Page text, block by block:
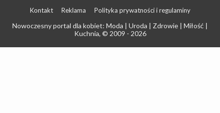
Kontakt Reklama Polityka prywatności i regulaminy
Nowoczesny portal dla kobiet: Moda | Uroda | Zdrowie | Miłość |
Kuchnia, © 2009 - 2026